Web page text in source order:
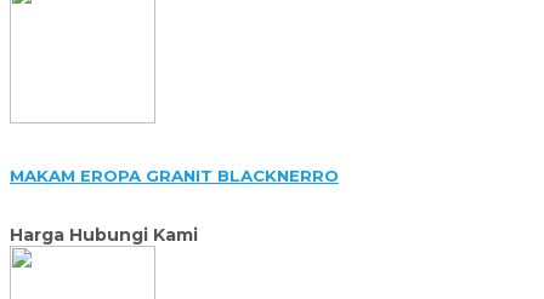
MAKAM EROPA GRANIT BLACKNERRO
Harga Hubungi Kami